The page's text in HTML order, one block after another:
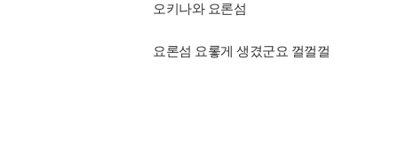
오키나와 요론섬
요론섬 요롷게 생겼군요 껄껄껄